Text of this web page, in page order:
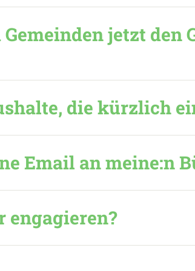
jetzt den
die kürzlich
Email an meine:n